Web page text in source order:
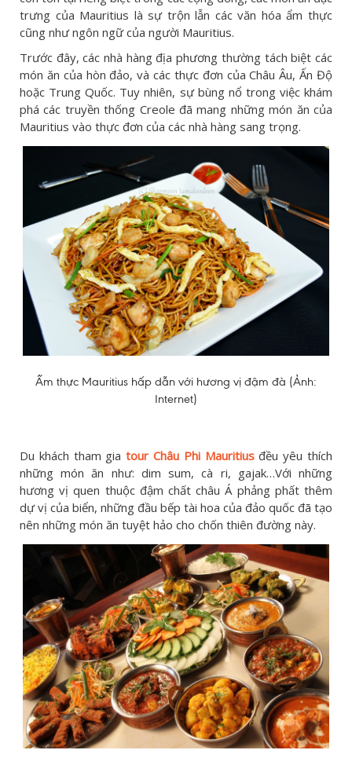
trưng của Mauritius là sự trộn lẫn các văn hóa ẩm thực
cũng như ngôn ngữ của người Mauritius.
Trước đây, các nhà hàng địa phương thường tách biệt các
món ăn của hòn đảo, và các thực đơn của Châu Âu, Ấn Độ
hoặc Trung Quốc. Tuy nhiên, sự bùng nổ trong việc khám
phá các truyền thống Creole đã mang những món ăn của
Mauritius vào thực đơn của các nhà hàng sang trọng.
Ẩm thực Mauritius hấp dẫn với hương vị đậm đà (Ảnh:
Internet)
Du khách tham giatour Châu Phi Mauritiusđều yêu thích
những món ăn như: dim sum, cà ri, gajak…Với những
hương vị quen thuộc đậm chất châu Á phảng phất thêm
dự vị của biển, những đầu bếp tài hoa của đảo quốc đã tạo
nên những món ăn tuyệt hảo cho chốn thiên đường này.